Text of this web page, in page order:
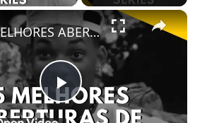
×
Play
5 MELHORES ABERTURAS DE SÉRIES | Pipocas Tv #13